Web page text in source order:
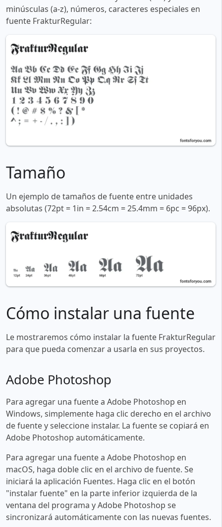
minúsculas (a-z), números, caracteres especiales en
fuente FrakturRegular:
Tamaño
Un ejemplo de tamaños de fuente entre unidades
absolutas (72pt = 1in = 2.54cm = 25.4mm = 6pc = 96px).
Cómo instalar una fuente
Le mostraremos cómo instalar la fuente FrakturRegular
para que pueda comenzar a usarla en sus proyectos.
Adobe Photoshop
Para agregar una fuente a Adobe Photoshop en
Windows, simplemente haga clic derecho en el archivo
de fuente y seleccione instalar. La fuente se copiará en
Adobe Photoshop automáticamente.
Para agregar una fuente a Adobe Photoshop en
macOS, haga doble clic en el archivo de fuente. Se
iniciará la aplicación Fuentes. Haga clic en el botón
"instalar fuente" en la parte inferior izquierda de la
ventana del programa y Adobe Photoshop se
sincronizará automáticamente con las nuevas fuentes.